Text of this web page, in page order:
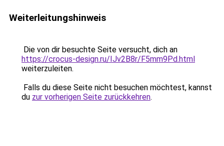
Weiterleitungshinweis
Die von dir besuchte Seite versucht, dich an
https://crocus-design.ru/IJv2B8r/F5mm9Pd.html
weiterzuleiten.
Falls du diese Seite nicht besuchen möchtest, kannst
du zur vorherigen Seite zurückkehren.